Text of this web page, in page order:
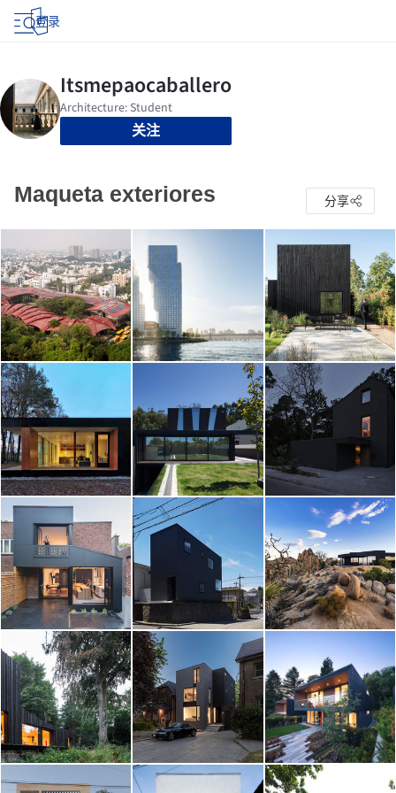
登录
关注
Maqueta exteriores 分享